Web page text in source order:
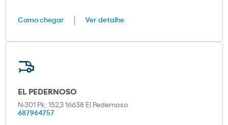
Como chegar Ver detalhe
EL PEDERNOSO
N-301 Pk: 152,3 16638 El Pedernoso
687964757